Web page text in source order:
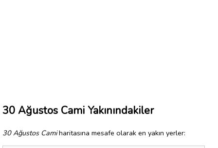
30 Ağustos Cami Yakınındakiler
30 Ağustos Camiharitasına mesafe olarak en yakın yerler: